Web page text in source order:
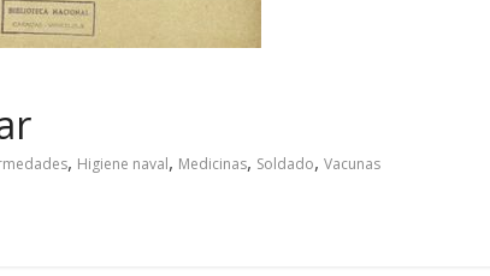
, Higiene naval, Medicinas, Soldado, Vacunas